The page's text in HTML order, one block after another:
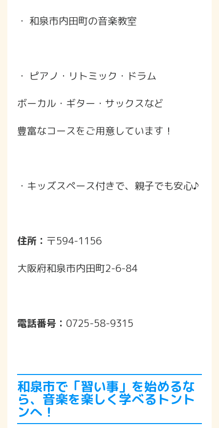
・ 和泉市内田町の音楽教室
・ ピアノ・リトミック・ドラム
ボーカル・ギター・サックスなど
豊富なコースをご用意しています！
・キッズスペース付きで、親子でも安心♪
住所： 〒594-1156
大阪府和泉市内田町2-6-84
電話番号： 0725-58-9315
和泉市で「習い事」を始めるな
ら、音楽を楽しく学べるトント
ンへ！